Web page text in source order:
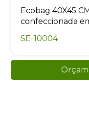
Ecobag 40X45
confeccionada
SE-10004